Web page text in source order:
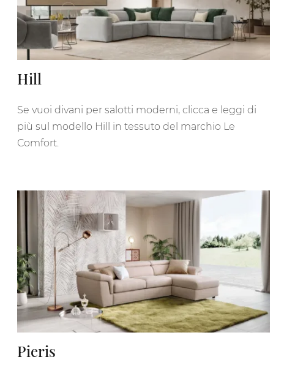
Hill
Se vuoi divani per salotti moderni, clicca e leggi di
più sul modello Hill in tessuto del marchio Le
Comfort.
Pieris